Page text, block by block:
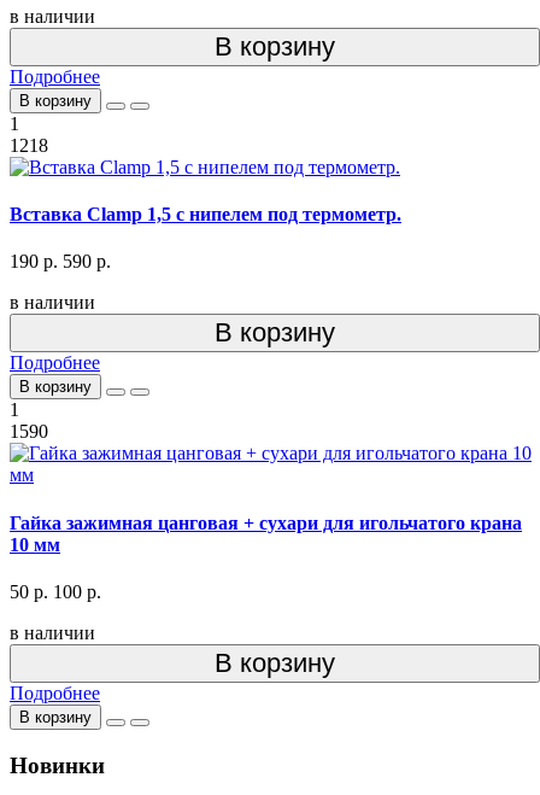
в наличии
В корзину
Подробнее
В корзину
1
1218
Вставка Clamp 1,5 с нипелем под термометр.
190 р. 590 р.
в наличии
В корзину
Подробнее
В корзину
1
1590
Гайка зажимная цанговая + сухари для игольчатого крана
10 мм
50 р. 100 р.
в наличии
В корзину
Подробнее
В корзину
Новинки